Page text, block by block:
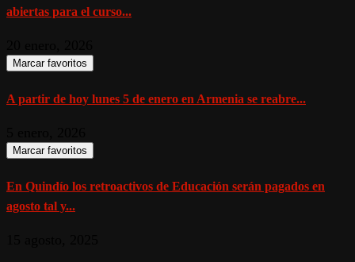
abiertas para el curso...
Marcar favoritos
A partir de hoy lunes 5 de enero en Armenia se reabre...
Marcar favoritos
En Quindío los retroactivos de Educación serán pagados en
agosto tal y...